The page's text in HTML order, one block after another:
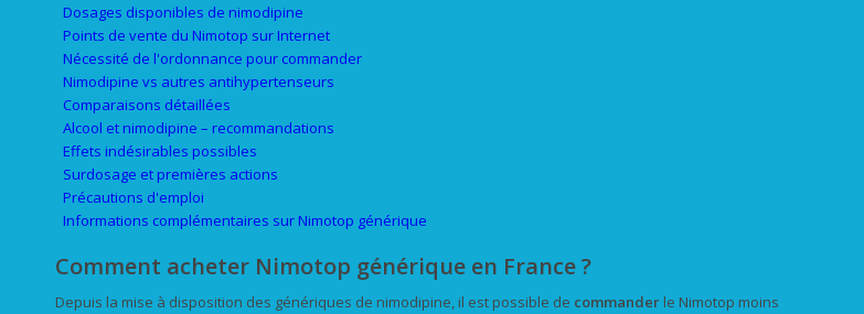
Dosages disponibles de nimodipine
Points de vente du Nimotop sur Internet
Nécessité de l'ordonnance pour commander
Nimodipine vs autres antihypertenseurs
Comparaisons détaillées
Alcool et nimodipine – recommandations
Effets indésirables possibles
Surdosage et premières actions
Précautions d'emploi
Informations complémentaires sur Nimotop générique
Comment acheter Nimotop générique en France ?
Depuis la mise à disposition des génériques de nimodipine, il est possible de commander le Nimotop moins